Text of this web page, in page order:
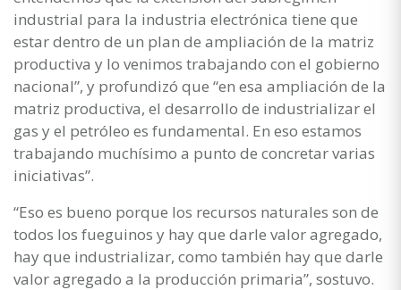
industrial para la industria electrónica tiene que
estar dentro de un plan de ampliación de la matriz
productiva y lo venimos trabajando con el gobierno
nacional”, y profundizó que “en esa ampliación de la
matriz productiva, el desarrollo de industrializar el
gas y el petróleo es fundamental. En eso estamos
trabajando muchísimo a punto de concretar varias
iniciativas”.
“Eso es bueno porque los recursos naturales son de
todos los fueguinos y hay que darle valor agregado,
hay que industrializar, como también hay que darle
valor agregado a la producción primaria”, sostuvo.